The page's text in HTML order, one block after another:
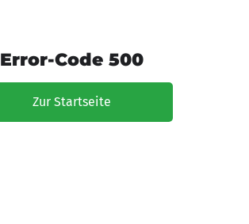
Error-Code 500
Zur Startseite